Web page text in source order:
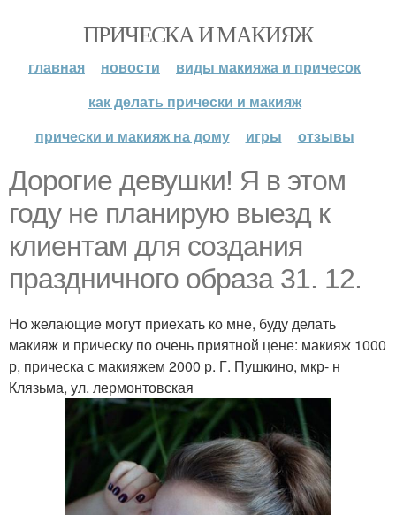
ПРИЧЕСКА И МАКИЯЖ
главная новости
виды макияжа и причесок
как делать прически и макияж
прически и макияж на дому
игры отзывы
Дорогие девушки! Я в этом
году не планирую выезд к
клиентам для создания
праздничного образа 31. 12.
Но желающие могут приехать ко мне, буду делать
макияж и прическу по очень приятной цене: макияж 1000
р, прическа с макияжем 2000 р. Г. Пушкино, мкр- н
Клязьма, ул. лермонтовская